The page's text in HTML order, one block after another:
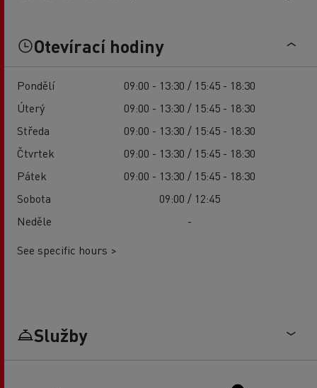
Otevírací hodiny
Pondělí
09:00 - 13:30 / 15:45 - 18:30
Úterý
09:00 - 13:30 / 15:45 - 18:30
Středa
09:00 - 13:30 / 15:45 - 18:30
Čtvrtek
09:00 - 13:30 / 15:45 - 18:30
Pátek
09:00 - 13:30 / 15:45 - 18:30
Sobota
09:00 / 12:45
Neděle
-
See specific hours >
Služby